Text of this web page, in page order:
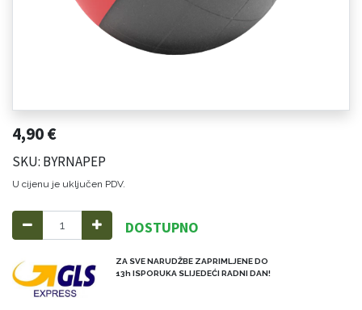
4,90€
SKU: BYRNAPEP
U cijenu je uključen PDV.
DOSTUPNO
ZA SVE NARUDŽBE ZAPRIMLJENE DO
13h ISPORUKA SLIJEDEĆI RADNI DAN!